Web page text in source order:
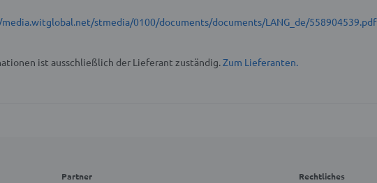
stmedia/0100/documents/documents/LANG_de/558904539.pdf
ist ausschließlich der Lieferant zuständig.Zum Lieferanten.
Partner Rechtliches